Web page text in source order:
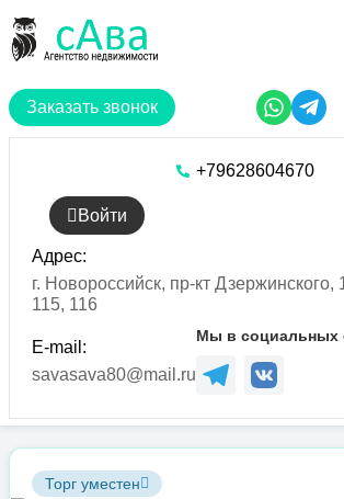
основному
Заказать звонок
+79628604670
Войти
Адрес:
г. Новороссийск, пр-кт
115, 116
E-mail:
savasava80@mail.ru
Мы в социальных
Торг уместен